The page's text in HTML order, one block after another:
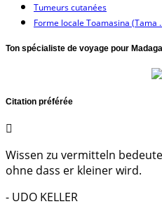
Tumeurs cutanées
Forme locale Toamasina (Tama
Ton spécialiste de voyage pour
Citation préférée
Wissen zu vermitteln
ohne dass er kleiner wird.
- UDO KELLER